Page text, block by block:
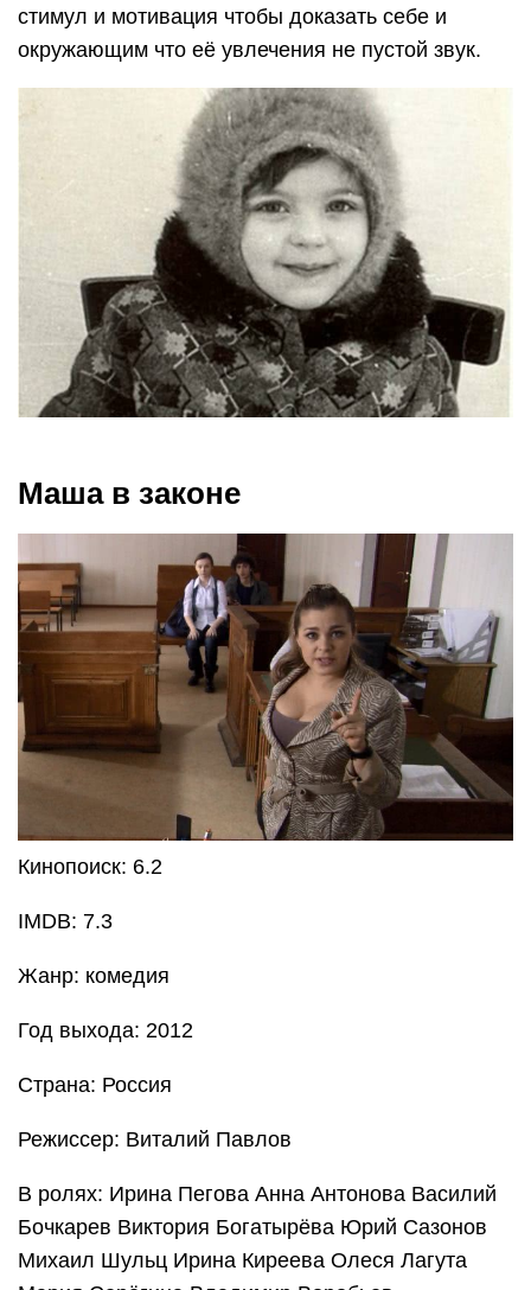
стимул и мотивация чтобы доказать себе и
окружающим что её увлечения не пустой звук.
Маша в законе
Кинопоиск: 6.2
IMDB: 7.3
Жанр: комедия
Год выхода: 2012
Страна: Россия
Режиссер: Виталий Павлов
В ролях: Ирина Пегова Анна Антонова Василий
Бочкарев Виктория Богатырёва Юрий Сазонов
Михаил Шульц Ирина Киреева Олеся Лагута